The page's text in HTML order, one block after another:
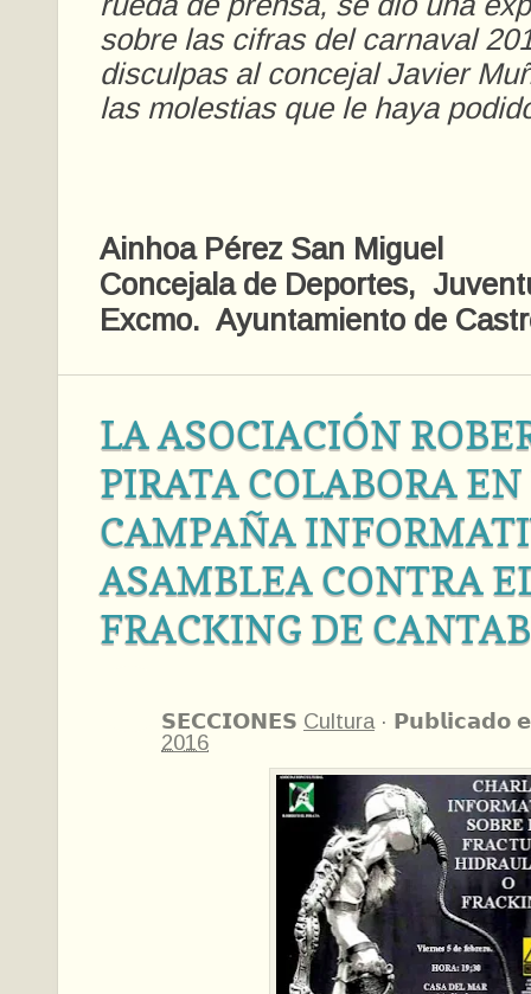
sobre las cifras del carnaval
disculpas al concejal Javier
las molestias que le haya
Ainhoa Pérez San Miguel
Concejala de Deportes,
Excmo. Ayuntamiento de
LA ASOCIACIÓN
PIRATA COLABORA
CAMPAÑA
ASAMBLEA CONTRA
FRACKING DE
𝗦𝗘𝗖𝗖𝗜𝗢𝗡𝗘𝗦 Cultura · 𝗣𝘂𝗯𝗹𝗶𝗰𝗮𝗱𝗼
2016